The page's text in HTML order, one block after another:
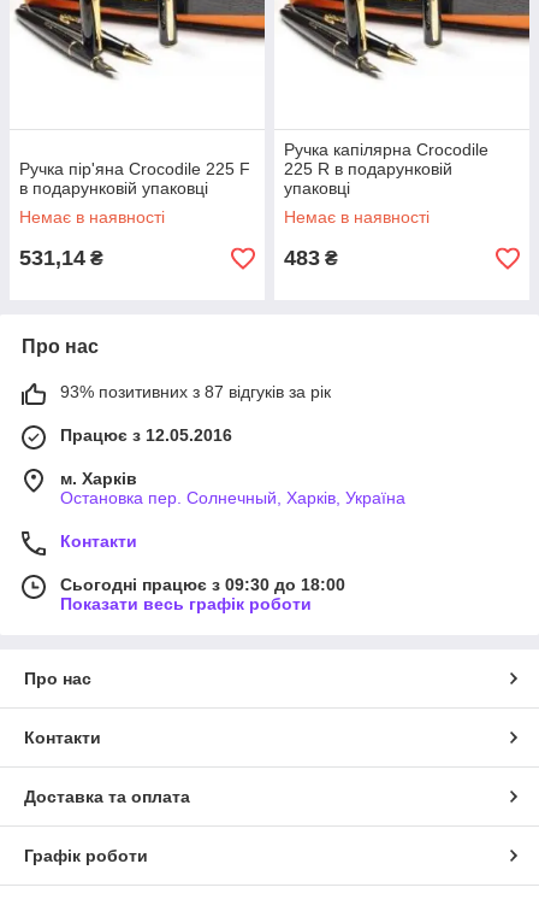
Ручка пір'яна Crocodile 225 F
в подарунковій упаковці
Немає в наявності
531,14 ₴
Ручка капілярна Crocodile
225 R в подарунковій
упаковці
Немає в наявності
483 ₴
Про нас
93% позитивних з 87 відгуків за рік
Працює з 12.05.2016
м. Харків
Остановка пер. Солнечный, Харків, Україна
Контакти
Сьогодні працює з 09:30 до 18:00
Показати весь графік роботи
Про нас
Контакти
Доставка та оплата
Графік роботи